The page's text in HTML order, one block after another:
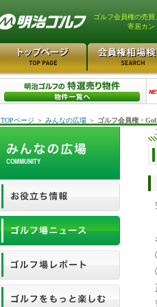
ゴルフ会員権の売
寄居カン
TOPページ ＞ みんなの広場 ＞ ゴルフ会員権・